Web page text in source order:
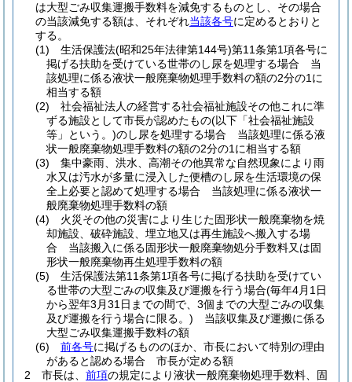
は大型ごみ収集運搬手数料を減免するものとし、その場合
の当該減免する額は、それぞれ当該各号に定めるとおりと
する。
(1)
生活保護法(昭和25年法律第144号)第11条第1項各号に
掲げる扶助を受けている世帯のし尿を処理する場合 当
該処理に係る液状一般廃棄物処理手数料の額の2分の1に
相当する額
(2)
社会福祉法人の経営する社会福祉施設その他これに準
ずる施設として市長が認めたもの(以下「社会福祉施設
等」という。)のし尿を処理する場合 当該処理に係る液
状一般廃棄物処理手数料の額の2分の1に相当する額
(3)
集中豪雨、洪水、高潮その他異常な自然現象により雨
水又は汚水が多量に浸入した便槽のし尿を生活環境の保
全上必要と認めて処理する場合 当該処理に係る液状一
般廃棄物処理手数料の額
(4)
火災その他の災害により生じた固形状一般廃棄物を焼
却施設、破砕施設、埋立地又は再生施設へ搬入する場
合 当該搬入に係る固形状一般廃棄物処分手数料又は固
形状一般廃棄物再生処理手数料の額
(5)
生活保護法第11条第1項各号に掲げる扶助を受けてい
る世帯の大型ごみの収集及び運搬を行う場合(毎年4月1日
から翌年3月31日までの間で、3個までの大型ごみの収集
及び運搬を行う場合に限る。) 当該収集及び運搬に係る
大型ごみ収集運搬手数料の額
(6)
前各号に掲げるもののほか、市長において特別の理由
があると認める場合 市長が定める額
2
市長は、 前項の規定により液状一般廃棄物処理手数料、固